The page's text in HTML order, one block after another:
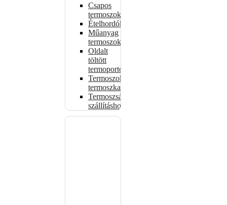
Csapos
termoszok
Ételhordók
Műanyag
termoszok
Oldalt
töltött
termoportok
Termoszok,
termoszkannák
Termoszsákok
szállításhoz